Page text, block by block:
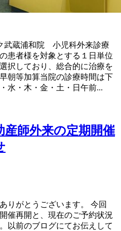
武蔵浦和院 小児科外来診療
患者様を対象とする１日単位
択しており、総合的に治療を
朝等加算当院の診療時間は下
水・木・金・土・日午前...
産師外来の定期開催
りがとうございます。 今回
催再開と、現在のご予約状況
以前のブログにてお伝えして